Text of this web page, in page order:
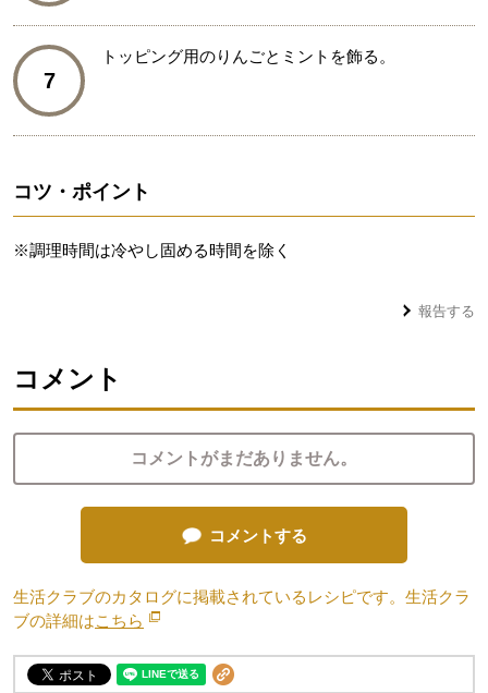
7
トッピング用のりんごとミントを飾る。
コツ・ポイント
※調理時間は冷やし固める時間を除く
報告する
コメント
コメントがまだありません。
コメントする
生活クラブのカタログに掲載されているレシピです。生活クラ
ブの詳細はこちら 別のウィンドウで開きます。